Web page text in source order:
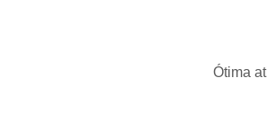
Ótima